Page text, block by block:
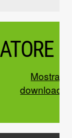
Mostrare
download